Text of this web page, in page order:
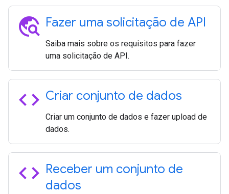
travel_explore Fazer uma solicitação de API
Saiba mais sobre os requisitos para fazer
uma solicitação de API.
code Criar conjunto de dados
Criar um conjunto de dados e fazer upload de
dados.
code Receber um conjunto de
dados